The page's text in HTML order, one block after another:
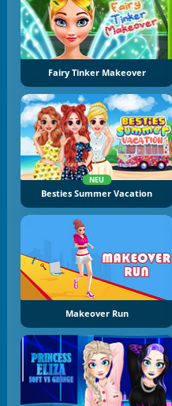
Fairy Tinker Makeover
NEU
Besties Summer Vacation
Makeover Run